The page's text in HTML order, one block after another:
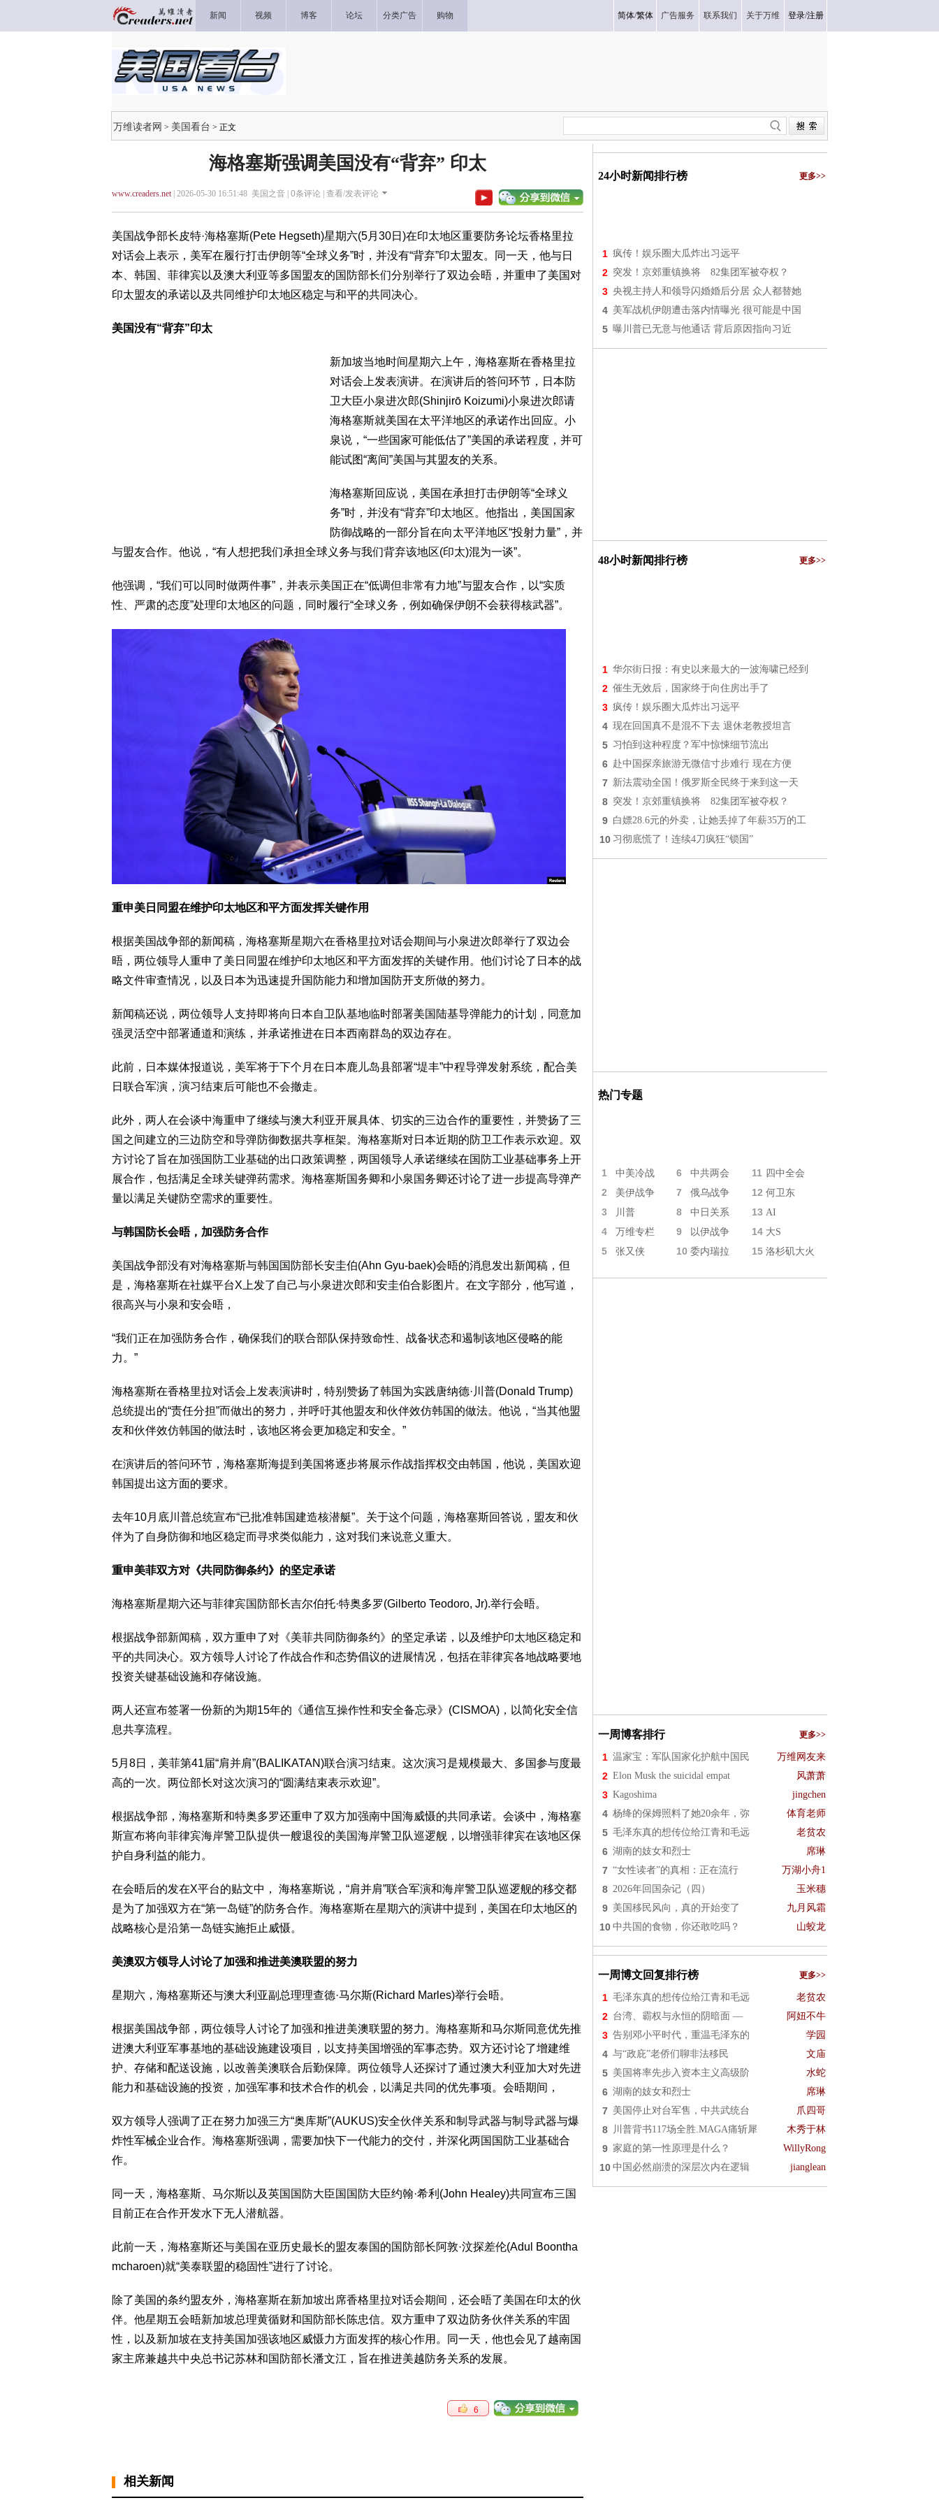
新闻 视频 博客 论坛 分类广告 购物 简体/繁体 广告服务 联系我们 关于万维 登录/注册
万维读者网 > 美国看台 > 正文
海格塞斯强调美国没有“背弃” 印太
www.creaders.net| 2026-05-30 16:51:48 美国之音 | 0条评论 | 查看/发表评论
美国战争部长皮特·海格塞斯(Pete Hegseth)星期六(5月30日)在印太地区重要防务论坛香格里拉
对话会上表示，美军在履行打击伊朗等“全球义务”时，并没有“背弃”印太盟友。同一天，他与日
本、韩国、菲律宾以及澳大利亚等多国盟友的国防部长们分别举行了双边会晤，并重申了美国对
印太盟友的承诺以及共同维护印太地区稳定与和平的共同决心。
美国没有“背弃”印太
新加坡当地时间星期六上午，海格塞斯在香格里拉
对话会上发表演讲。在演讲后的答问环节，日本防
卫大臣小泉进次郎(Shinjirō Koizumi)小泉进次郎请
海格塞斯就美国在太平洋地区的承诺作出回应。小
泉说，“一些国家可能低估了”美国的承诺程度，并可
能试图“离间”美国与其盟友的关系。
海格塞斯回应说，美国在承担打击伊朗等“全球义
务”时，并没有“背弃”印太地区。他指出，美国国家
防御战略的一部分旨在向太平洋地区“投射力量”，并
与盟友合作。他说，“有人想把我们承担全球义务与我们背弃该地区(印太)混为一谈”。
他强调，“我们可以同时做两件事”，并表示美国正在“低调但非常有力地”与盟友合作，以“实质
性、严肃的态度”处理印太地区的问题，同时履行“全球义务，例如确保伊朗不会获得核武器”。
重申美日同盟在维护印太地区和平方面发挥关键作用
根据美国战争部的新闻稿，海格塞斯星期六在香格里拉对话会期间与小泉进次郎举行了双边会
晤，两位领导人重申了美日同盟在维护印太地区和平方面发挥的关键作用。他们讨论了日本的战
略文件审查情况，以及日本为迅速提升国防能力和增加国防开支所做的努力。
新闻稿还说，两位领导人支持即将向日本自卫队基地临时部署美国陆基导弹能力的计划，同意加
强灵活空中部署通道和演练，并承诺推进在日本西南群岛的双边存在。
此前，日本媒体报道说，美军将于下个月在日本鹿儿岛县部署“堤丰”中程导弹发射系统，配合美
日联合军演，演习结束后可能也不会撤走。
此外，两人在会谈中海重申了继续与澳大利亚开展具体、切实的三边合作的重要性，并赞扬了三
国之间建立的三边防空和导弹防御数据共享框架。海格塞斯对日本近期的防卫工作表示欢迎。双
方讨论了旨在加强国防工业基础的出口政策调整，两国领导人承诺继续在国防工业基础事务上开
展合作，包括满足全球关键弹药需求。海格塞斯国务卿和小泉国务卿还讨论了进一步提高导弹产
量以满足关键防空需求的重要性。
与韩国防长会晤，加强防务合作
美国战争部没有对海格塞斯与韩国国防部长安圭伯(Ahn Gyu-baek)会晤的消息发出新闻稿，但
是，海格塞斯在社媒平台X上发了自己与小泉进次郎和安圭伯合影图片。在文字部分，他写道，
很高兴与小泉和安会晤，
“我们正在加强防务合作，确保我们的联合部队保持致命性、战备状态和遏制该地区侵略的能
力。”
海格塞斯在香格里拉对话会上发表演讲时，特别赞扬了韩国为实践唐纳德·川普(Donald Trump)
总统提出的“责任分担”而做出的努力，并呼吁其他盟友和伙伴效仿韩国的做法。他说，“当其他盟
友和伙伴效仿韩国的做法时，该地区将会更加稳定和安全。”
在演讲后的答问环节，海格塞斯海提到美国将逐步将展示作战指挥权交由韩国，他说，美国欢迎
韩国提出这方面的要求。
去年10月底川普总统宣布“已批准韩国建造核潜艇”。关于这个问题，海格塞斯回答说，盟友和伙
伴为了自身防御和地区稳定而寻求类似能力，这对我们来说意义重大。
重申美菲双方对《共同防御条约》的坚定承诺
海格塞斯星期六还与菲律宾国防部长吉尔伯托·特奥多罗(Gilberto Teodoro, Jr).举行会晤。
根据战争部新闻稿，双方重申了对《美菲共同防御条约》的坚定承诺，以及维护印太地区稳定和
平的共同决心。双方领导人讨论了作战合作和态势倡议的进展情况，包括在菲律宾各地战略要地
投资关键基础设施和存储设施。
两人还宣布签署一份新的为期15年的《通信互操作性和安全备忘录》(CISMOA)，以简化安全信
息共享流程。
5月8日，美菲第41届“肩并肩”(BALIKATAN)联合演习结束。这次演习是规模最大、多国参与度最
高的一次。两位部长对这次演习的“圆满结束表示欢迎”。
根据战争部，海格塞斯和特奥多罗还重申了双方加强南中国海威慑的共同承诺。会谈中，海格塞
斯宣布将向菲律宾海岸警卫队提供一艘退役的美国海岸警卫队巡逻舰，以增强菲律宾在该地区保
护自身利益的能力。
在会晤后的发在X平台的贴文中， 海格塞斯说，“肩并肩”联合军演和海岸警卫队巡逻舰的移交都
是为了加强双方在“第一岛链”的防务合作。海格塞斯在星期六的演讲中提到，美国在印太地区的
战略核心是沿第一岛链实施拒止威慑。
美澳双方领导人讨论了加强和推进美澳联盟的努力
星期六，海格塞斯还与澳大利亚副总理理查德·马尔斯(Richard Marles)举行会晤。
根据美国战争部，两位领导人讨论了加强和推进美澳联盟的努力。海格塞斯和马尔斯同意优先推
进澳大利亚军事基地的基础设施建设项目，以支持美国增强的军事态势。双方还讨论了增建维
护、存储和配送设施，以改善美澳联合后勤保障。两位领导人还探讨了通过澳大利亚加大对先进
能力和基础设施的投资，加强军事和技术合作的机会，以满足共同的优先事项。会晤期间，
双方领导人强调了正在努力加强三方“奥库斯”(AUKUS)安全伙伴关系和制导武器与制导武器与爆
炸性军械企业合作。海格塞斯强调，需要加快下一代能力的交付，并深化两国国防工业基础合
作。
同一天，海格塞斯、马尔斯以及英国国防大臣国国防大臣约翰·希利(John Healey)共同宣布三国
目前正在合作开发水下无人潜航器。
此前一天，海格塞斯还与美国在亚历史最长的盟友泰国的国防部长阿敦·汶探差伦(Adul Boontha
mcharoen)就“美泰联盟的稳固性”进行了讨论。
除了美国的条约盟友外，海格塞斯在新加坡出席香格里拉对话会期间，还会晤了美国在印太的伙
伴。他星期五会晤新加坡总理黄循财和国防部长陈忠信。双方重申了双边防务伙伴关系的牢固
性，以及新加坡在支持美国加强该地区威慑力方面发挥的核心作用。同一天，他也会见了越南国
家主席兼越共中央总书记苏林和国防部长潘文江，旨在推进美越防务关系的发展。
6
相关新闻
24小时新闻排行榜 更多>>
1 疯传！娱乐圈大瓜炸出习远平
2 突发！京郊重镇换将 82集团军被夺权？
3 央视主持人和领导闪婚婚后分居 众人都替她
4 美军战机伊朗遭击落内情曝光 很可能是中国
5 曝川普已无意与他通话 背后原因指向习近
48小时新闻排行榜 更多>>
1 华尔街日报：有史以来最大的一波海啸已经到
2 催生无效后，国家终于向住房出手了
3 疯传！娱乐圈大瓜炸出习远平
4 现在回国真不是混不下去 退休老教授坦言
5 习怕到这种程度？军中惊悚细节流出
6 赴中国探亲旅游无微信寸步难行 现在方便
7 新法震动全国！俄罗斯全民终于来到这一天
8 突发！京郊重镇换将 82集团军被夺权？
9 白嫖28.6元的外卖，让她丢掉了年薪35万的工
10 习彻底慌了！连续4刀疯狂“锁国”
热门专题
1 中美冷战 6 中共两会 11 四中全会
2 美伊战争 7 俄乌战争 12 何卫东
3 川普 8 中日关系 13 AI
4 万维专栏 9 以伊战争 14 大S
5 张又侠 10 委内瑞拉 15 洛杉矶大火
一周博客排行 更多>>
1 温家宝：军队国家化护航中国民 万维网友来
2 Elon Musk the suicidal empat 风萧萧
3 Kagoshima jingchen
4 杨绛的保姆照料了她20余年，弥 体育老师
5 毛泽东真的想传位给江青和毛远 老贫农
6 湖南的妓女和烈士 席琳
7 “女性读者”的真相：正在流行 万湖小舟1
8 2026年回国杂记（四） 玉米穗
9 美国移民风向，真的开始变了 九月风霜
10 中共国的食物，你还敢吃吗？ 山蛟龙
一周博文回复排行榜 更多>>
1 毛泽东真的想传位给江青和毛远 老贫农
2 台湾、霸权与永恒的阴暗面 — 阿妞不牛
3 告别邓小平时代，重温毛泽东的 学园
4 与“政庇”老侨们聊非法移民 文庙
5 美国将率先步入资本主义高级阶 水蛇
6 湖南的妓女和烈士 席琳
7 美国停止对台军售，中共武统台 爪四哥
8 川普背书117场全胜.MAGA痛斩犀 木秀于林
9 家庭的第一性原理是什么？ WillyRong
10 中国必然崩溃的深层次内在逻辑 jianglean